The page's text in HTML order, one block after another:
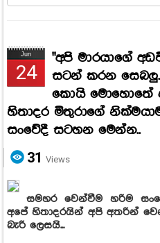
Jun
24
"අපි මාරයාගේ
සටන් කරන
කොයි මොහොතේ ද
හිතාදර මිතුරාගේ
සංවේදී සටහන මෙන්න..
31 Views
සමහර වෙන්වීම හරිම
අපේ හිතාදරයින් අපි අතරින්
බැරි ලෙසයි...